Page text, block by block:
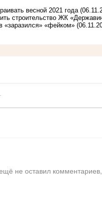
весной 2021 года
строительство ЖК
«заразился» «фейком»
не оставил